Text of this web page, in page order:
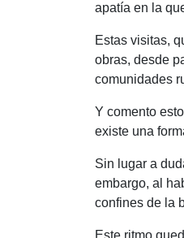
apatía en la
Estas visitas,
obras, desde
comunidades
Y comento
existe una
Sin lugar a
embargo, al
confines de la